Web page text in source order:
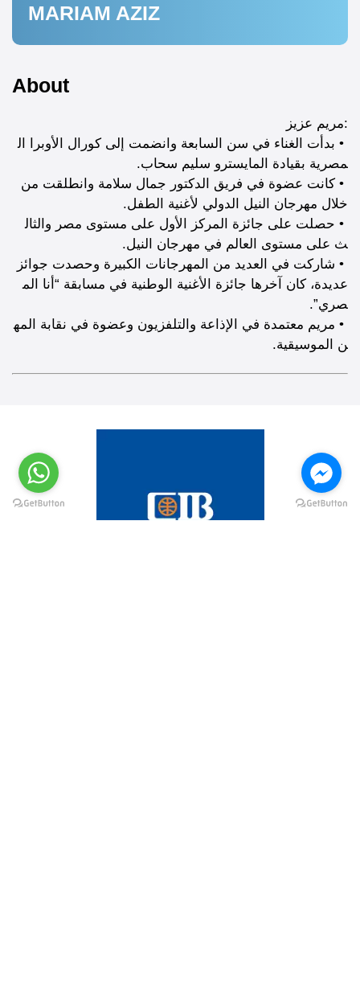
MARIAM AZIZ
About
مريم عزيز:
• بدأت الغناء في سن السابعة وانضمت إلى كورال الأوبرا ال
مصرية بقيادة المايسترو سليم سحاب.
• كانت عضوة في فريق الدكتور جمال سلامة وانطلقت من
خلال مهرجان النيل الدولي لأغنية الطفل.
• حصلت على جائزة المركز الأول على مستوى مصر والثال
ث على مستوى العالم في مهرجان النيل.
• شاركت في العديد من المهرجانات الكبيرة وحصدت جوائز
عديدة، كان آخرها جائزة الأغنية الوطنية في مسابقة “أنا الم
صري”.
• مريم معتمدة في الإذاعة والتلفزيون وعضوة في نقابة المه
ن الموسيقية.